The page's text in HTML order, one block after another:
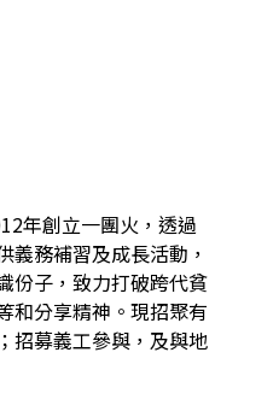
年創立一團火，透過
義務補習及成長活動，
份子，致力打破跨代貧
和分享精神。現招聚有
招募義工參與，及與地